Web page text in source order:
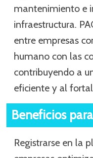
mantenimiento e
infraestructura.
entre empresas
humano con las
contribuyendo a
eficiente y al
Beneficios
Registrarse en la